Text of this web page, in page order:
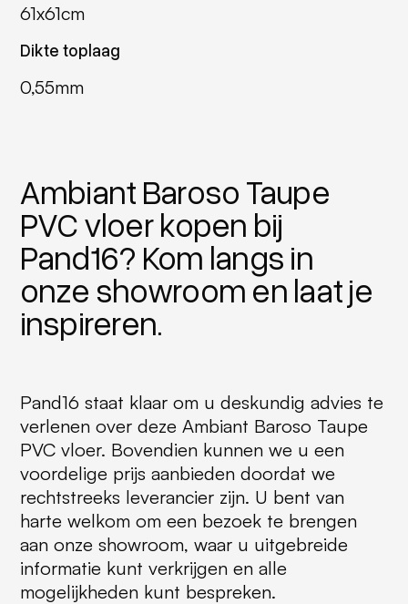
61x61cm
Dikte toplaag
0,55mm
Ambiant Baroso Taupe
PVC vloer kopen bij
Pand16? Kom langs in
onze showroom en laat je
inspireren.
Pand16 staat klaar om u deskundig advies te
verlenen over deze Ambiant Baroso Taupe
PVC vloer. Bovendien kunnen we u een
voordelige prijs aanbieden doordat we
rechtstreeks leverancier zijn. U bent van
harte welkom om een bezoek te brengen
aan onze showroom, waar u uitgebreide
informatie kunt verkrijgen en alle
mogelijkheden kunt bespreken.